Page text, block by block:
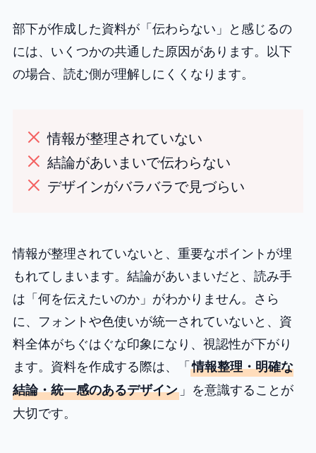
部下が作成した資料が「伝わらない」と感じるの
には、いくつかの共通した原因があります。以下
の場合、読む側が理解しにくくなります。
情報が整理されていない
結論があいまいで伝わらない
デザインがバラバラで見づらい
情報が整理されていないと、重要なポイントが埋
もれてしまいます。結論があいまいだと、読み手
は「何を伝えたいのか」がわかりません。さら
に、フォントや色使いが統一されていないと、資
料全体がちぐはぐな印象になり、視認性が下がり
ます。資料を作成する際は、「情報整理・明確な
結論・統一感のあるデザイン」を意識することが
大切です。